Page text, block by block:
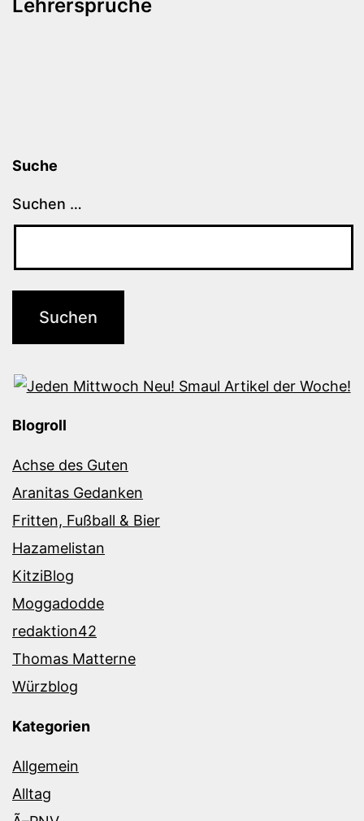
Lehrersprüche
Suche
Suchen …
Blogroll
Achse des Guten
Aranitas Gedanken
Fritten, Fußball & Bier
Hazamelistan
KitziBlog
Moggadodde
redaktion42
Thomas Matterne
Würzblog
Kategorien
Allgemein
Alltag